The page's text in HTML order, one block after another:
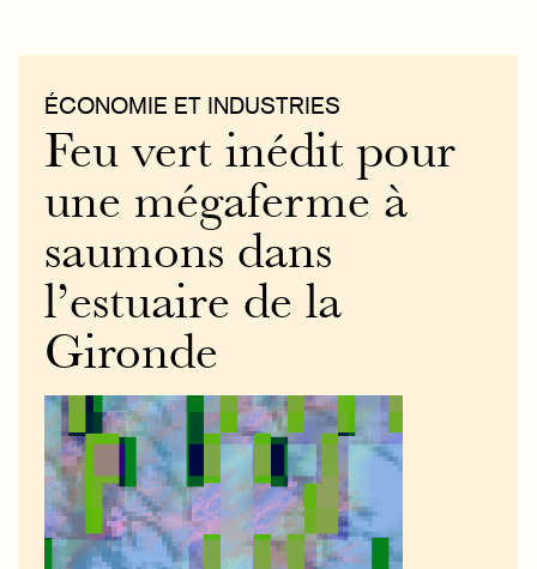
ÉCONOMIE ET INDUSTRIES
Feu vert inédit pour
une mégaferme à
saumons dans
l’estuaire de la
Gironde